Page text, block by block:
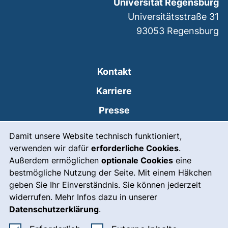
Damit unsere Website technisch funktioniert,
verwenden wir dafür erforderliche Cookies.
Außerdem ermöglichen optionale Cookies eine
bestmögliche Nutzung der Seite. Mit einem Häkchen
geben Sie Ihr Einverständnis. Sie können jederzeit
widerrufen. Mehr Infos dazu in unserer
Datenschutzerklärung.
Kontakt
Karriere
Presse
Leichte Sprache
Gebärdensprache
Notfall(externer Link, öffnet
Impressum
Universität Regensburg
Universitätsstraße 31
93053 Regensburg